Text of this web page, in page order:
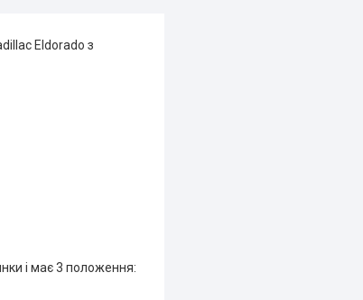
Eldorado з
і має 3 положення: